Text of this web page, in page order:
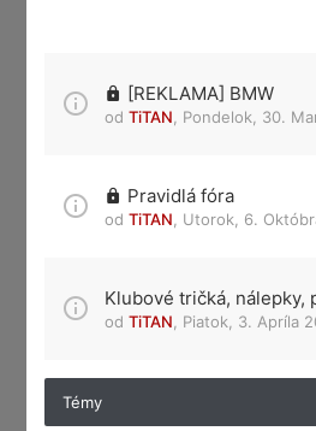
[REKLAMA] BMW
od TiTAN Pondelok, 30.
Pravidlá fóra
od TiTAN Utorok, 6.
Klubové tričká, nálepky,
od TiTAN Piatok, 3. Apríla
Témy